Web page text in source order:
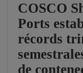
COSCO
Ports
récords
de